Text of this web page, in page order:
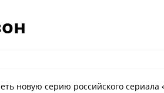
новую серию российского